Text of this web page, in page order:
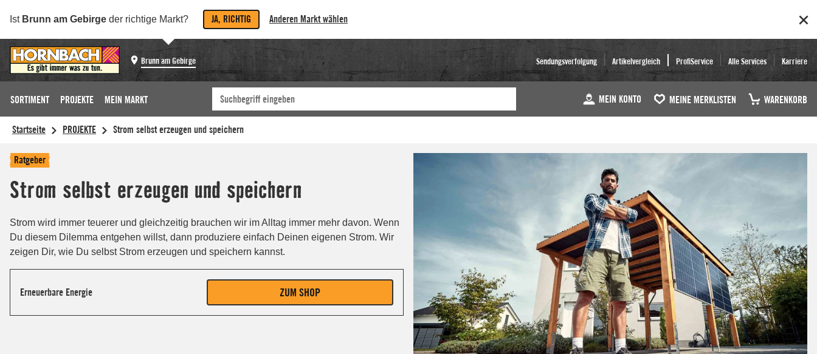
Ist Brunn am Gebirge der richtige Markt? JA, RICHTIG Anderen Markt wählen
Brunn am Gebirge Sendungsverfolgung Artikelvergleich ProfiService Alle Services Karriere
SORTIMENT PROJEKTE MEIN MARKT MEIN KONTO MEINE MERKLISTEN WARENKORB